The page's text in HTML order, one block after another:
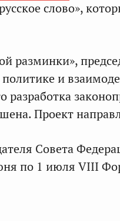
слово»,
разминки»,
и
разработка
Проект
Совета
по 1 июля VIII